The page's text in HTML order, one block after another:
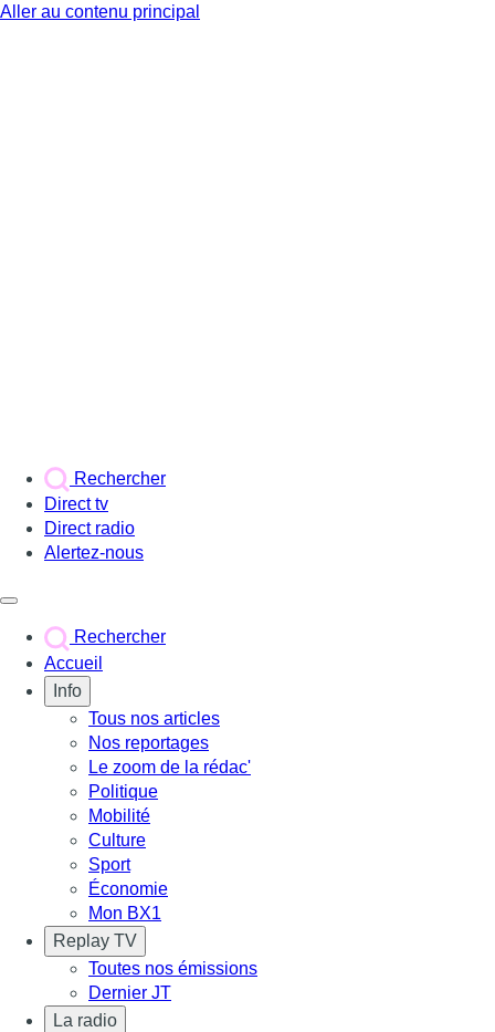
Aller au contenu principal
Rechercher
Direct tv
Direct radio
Alertez-nous
Rechercher
Accueil
Info
Tous nos articles
Nos reportages
Le zoom de la rédac'
Politique
Mobilité
Culture
Sport
Économie
Mon BX1
Replay TV
Toutes nos émissions
Dernier JT
La radio